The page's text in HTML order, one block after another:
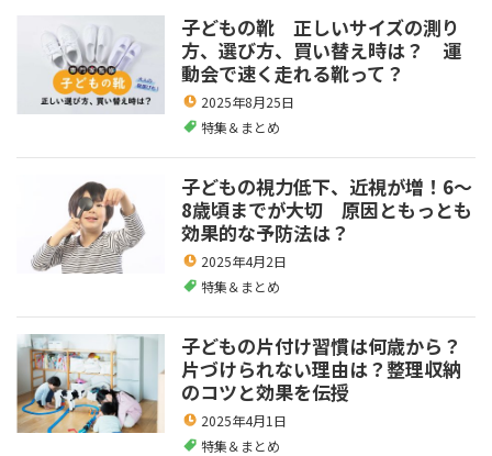
子どもの靴 正しいサイズの測り
方、選び方、買い替え時は？ 運
動会で速く走れる靴って？
2025年8月25日
特集＆まとめ
子どもの視力低下、近視が増！6～
8歳頃までが大切 原因ともっとも
効果的な予防法は？
2025年4月2日
特集＆まとめ
子どもの片付け習慣は何歳から？
片づけられない理由は？整理収納
のコツと効果を伝授
2025年4月1日
特集＆まとめ